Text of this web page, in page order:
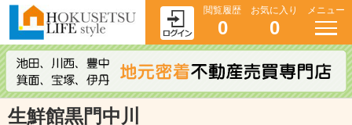
閲覧履歴
0
お気に入り
0
メニュー
生鮮館黒門中川